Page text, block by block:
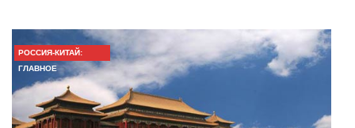
РОССИЯ-КИТАЙ:
ГЛАВНОЕ